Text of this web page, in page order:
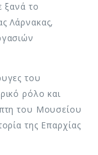
ξανά το
Λάρνακας,
του
ρόλο και
του Μουσείου
της Επαρχίας